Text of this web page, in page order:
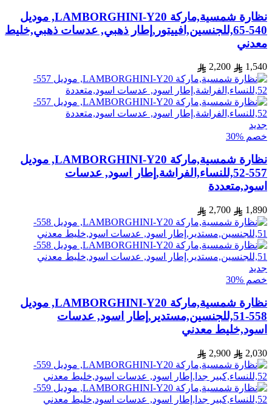
نظارة شمسية,ماركة LAMBORGHINI-Y20, موديل
540-65,للجنسين,افييتور,إطار ذهبي, عدسات ذهبي,خليط
معدني
1,540
2,200
جديد
خصم %30
نظارة شمسية,ماركة LAMBORGHINI-Y20, موديل
557-52,للنساء,الفراشة,إطار اسود, عدسات
اسود,متعددة
1,890
2,700
جديد
خصم %30
نظارة شمسية,ماركة LAMBORGHINI-Y20, موديل
558-51,للجنسين,مستدير,إطار اسود, عدسات
اسود,خليط معدني
2,030
2,900